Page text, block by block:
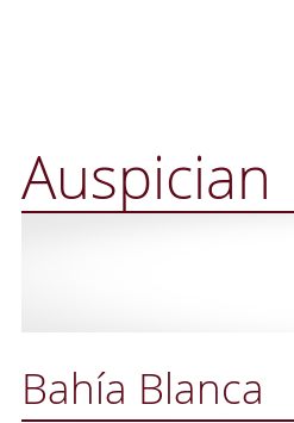
Auspician
Bahía Blanca